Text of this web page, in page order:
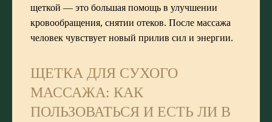
щеткой — это большая помощь в улучшении
кровообращения, снятии отеков. После массажа
человек чувствует новый прилив сил и энергии.
ЩЕТКА ДЛЯ СУХОГО
МАССАЖА: КАК
ПОЛЬЗОВАТЬСЯ И ЕСТЬ ЛИ В